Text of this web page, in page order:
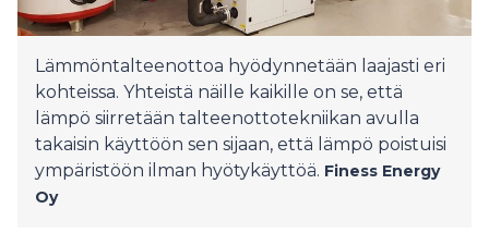
Lämmöntalteenottoa hyödynnetään laajasti eri
kohteissa. Yhteistä näille kaikille on se, että
lämpö siirretään talteenottotekniikan avulla
takaisin käyttöön sen sijaan, että lämpö poistuisi
ympäristöön ilman hyötykäyttöä. Finess Energy
Oy